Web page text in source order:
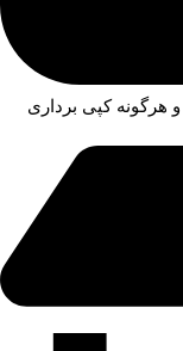
هرگونه کپی برداری